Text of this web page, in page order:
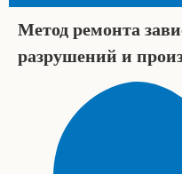
Метод ремонта
разрушений и